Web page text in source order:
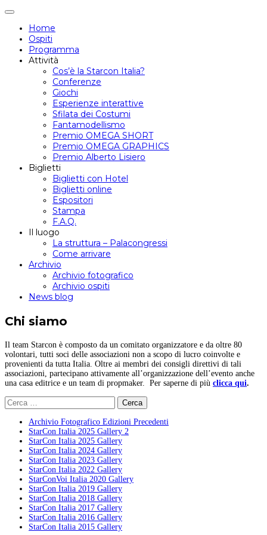
Attiva/disattiva
navigazione
Home
Ospiti
Programma
Attività
Cos’è la Starcon Italia?
Conferenze
Giochi
Esperienze interattive
Sfilata dei Costumi
Fantamodellismo
Premio OMEGA SHORT
Premio OMEGA GRAPHICS
Premio Alberto Lisiero
Biglietti
Biglietti con Hotel
Biglietti online
Espositori
Stampa
F.A.Q.
Il luogo
La struttura – Palacongressi
Come arrivare
Archivio
Archivio fotografico
Archivio ospiti
News blog
Chi siamo
Il team Starcon è composto da un comitato organizzatore e da oltre 80
volontari, tutti soci delle associazioni non a scopo di lucro coinvolte e
provenienti da tutta Italia. Oltre ai membri dei consigli direttivi di tali
associazioni, partecipano attivamente all’organizzazione dell’evento anche
una casa editrice e un team di propmaker. Per saperne di più clicca qui.
Ricerca
per:
Archivio Fotografico Edizioni Precedenti
StarCon Italia 2025 Gallery 2
StarCon Italia 2025 Gallery
StarCon Italia 2024 Gallery
StarCon Italia 2023 Gallery
StarCon Italia 2022 Gallery
StarConVoi Italia 2020 Gallery
StarCon Italia 2019 Gallery
StarCon Italia 2018 Gallery
StarCon Italia 2017 Gallery
StarCon Italia 2016 Gallery
StarCon Italia 2015 Gallery